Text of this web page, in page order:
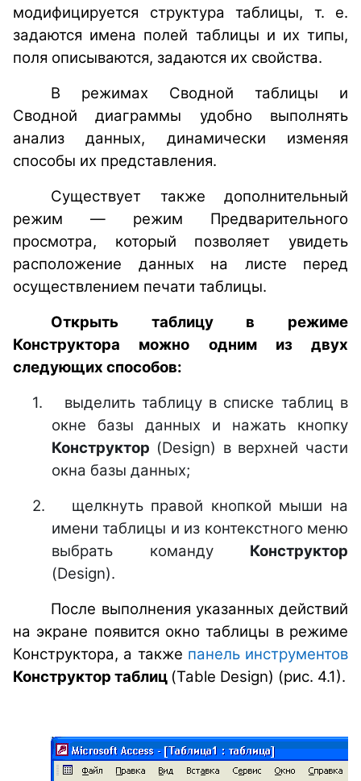
модифицируется структура таблицы, т. е.
задаются имена полей таблицы и их типы,
поля описываются, задаются их свойства.
В режимах Сводной таблицы и
Сводной диаграммы удобно выполнять
анализ данных, динамически изменяя
способы их представления.
Существует также дополнительный
режим — режим Предварительного
просмотра, который позволяет увидеть
расположение данных на листе перед
осуществлением печати таблицы.
Открыть таблицу в режиме
Конструктора можно одним из двух
следующих способов:
1.
выделить таблицу в списке таблиц в
окне базы данных и нажать кнопку
Конструктор (Design) в верхней части
окна базы данных;
2.
щелкнуть правой кнопкой мыши на
имени таблицы и из контекстного меню
выбрать команду Конструктор
(Design).
После выполнения указанных действий
на экране появится окно таблицы в режиме
Конструктора, а также панель инструментов
Конструктор таблиц (Table Design) (рис. 4.1).